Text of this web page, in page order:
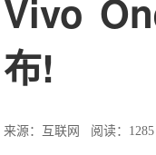
Vivo
布!
来源：互联网 阅读：1285